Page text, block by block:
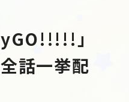
Artist
」
話一挙配